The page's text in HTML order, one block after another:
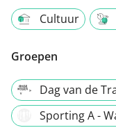
Cultuur
Groepen
Dag van de
Sporting A -